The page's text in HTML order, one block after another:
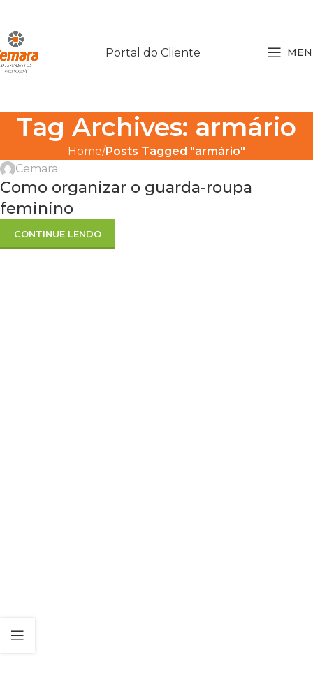
Portal do Cliente
Tag Archives: armário
Home Posts Tagged "armário"
Cemara
Como organizar o guarda-roupa
feminino
CONTINUE LENDO